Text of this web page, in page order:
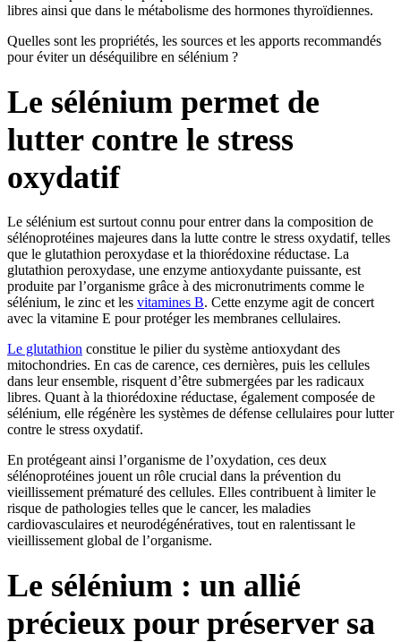
libres ainsi que dans le métabolisme des hormones thyroïdiennes.
Quelles sont les propriétés, les sources et les apports recommandés
pour éviter un déséquilibre en sélénium ?
Le sélénium permet de
lutter contre le stress
oxydatif
Le sélénium est surtout connu pour entrer dans la composition de
sélénoprotéines majeures dans la lutte contre le stress oxydatif, telles
que le glutathion peroxydase et la thiorédoxine réductase. La
glutathion peroxydase, une enzyme antioxydante puissante, est
produite par l’organisme grâce à des micronutriments comme le
sélénium, le zinc et les vitamines B. Cette enzyme agit de concert
avec la vitamine E pour protéger les membranes cellulaires.
Le glutathion constitue le pilier du système antioxydant des
mitochondries. En cas de carence, ces dernières, puis les cellules
dans leur ensemble, risquent d’être submergées par les radicaux
libres. Quant à la thiorédoxine réductase, également composée de
sélénium, elle régénère les systèmes de défense cellulaires pour lutter
contre le stress oxydatif.
En protégeant ainsi l’organisme de l’oxydation, ces deux
sélénoprotéines jouent un rôle crucial dans la prévention du
vieillissement prématuré des cellules. Elles contribuent à limiter le
risque de pathologies telles que le cancer, les maladies
cardiovasculaires et neurodégénératives, tout en ralentissant le
vieillissement global de l’organisme.
Le sélénium : un allié
précieux pour préserver sa